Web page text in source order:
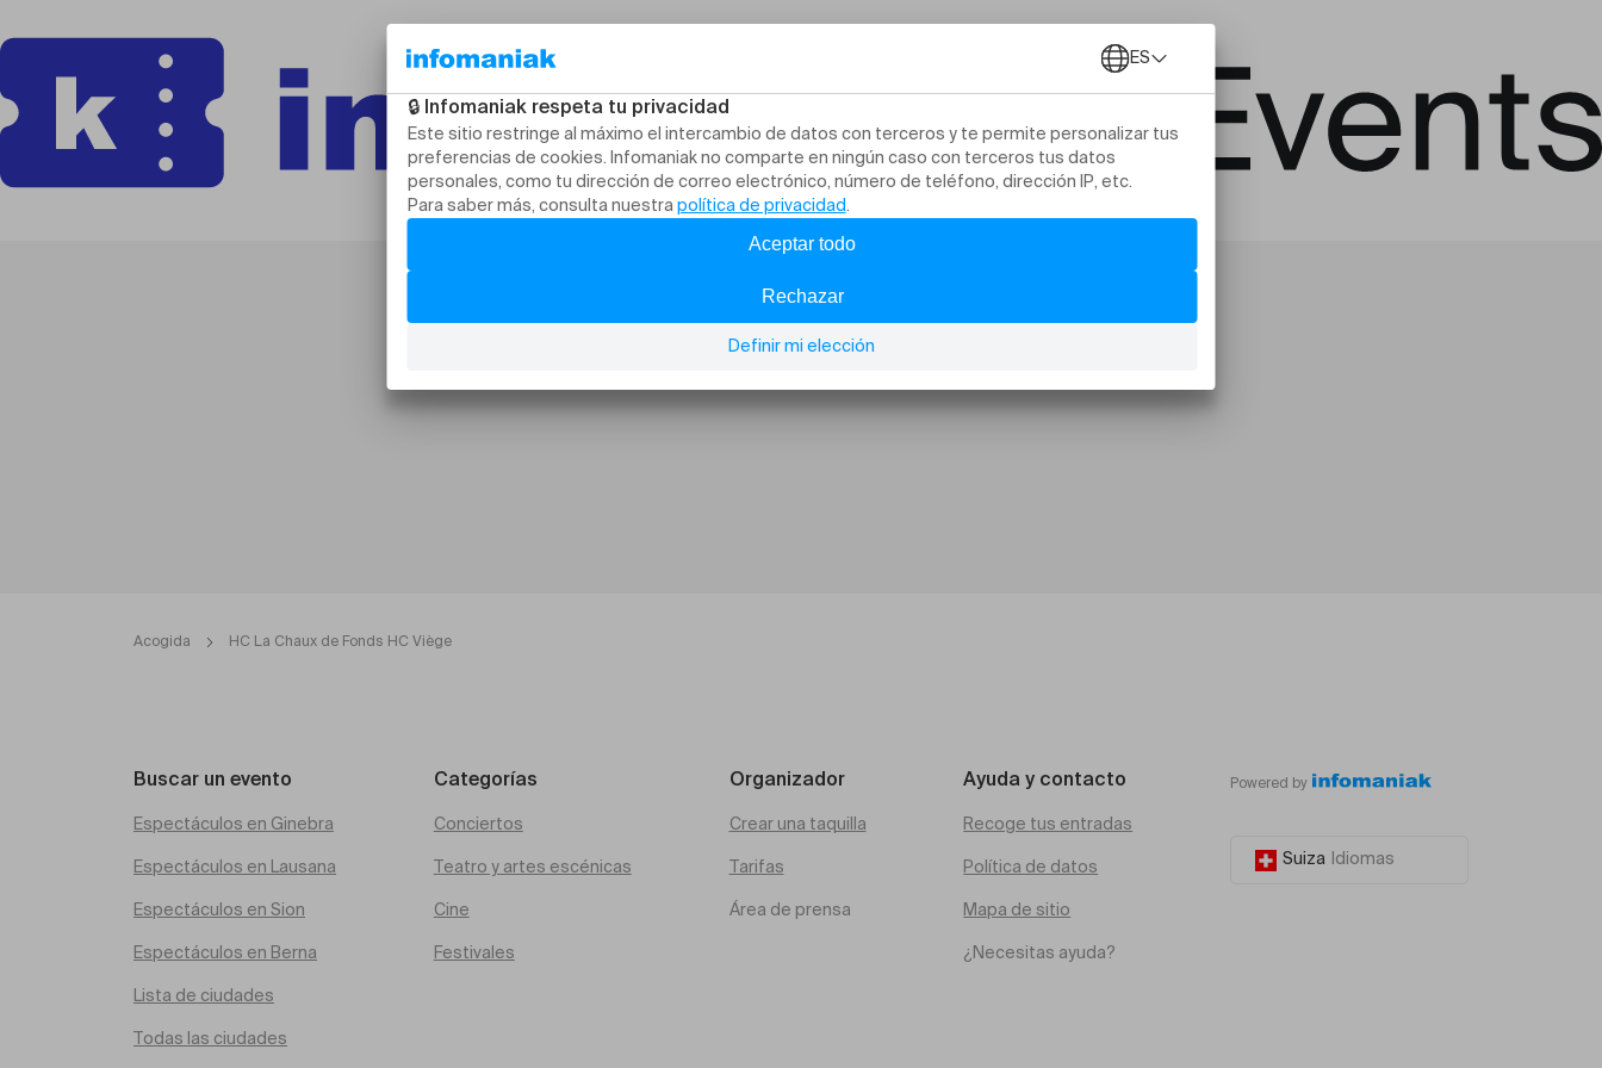
Acogida HC La Chaux de Fonds HC Viège
Buscar un evento
Espectáculos en Ginebra
Espectáculos en Lausana
Espectáculos en Sion
Espectáculos en Berna
Lista de ciudades
Todas las ciudades
Categorías
Conciertos
Teatro y artes escénicas
Cine
Festivales
Organizador
Crear una taquilla
Tarifas
Área de prensa
Ayuda y contacto
Recoge tus entradas
Política de datos
Mapa de sitio
¿Necesitas ayuda?
Powered by
Suiza Idiomas